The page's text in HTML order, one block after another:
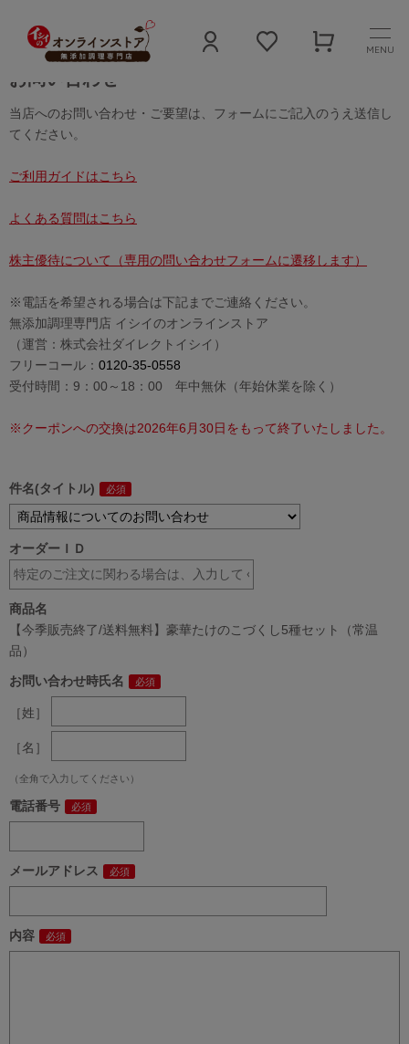
MENU
お問い合わせ
当店へのお問い合わせ・ご要望は、フォームにご記入のうえ送信し
てください。
ご利用ガイドはこちら
よくある質問はこちら
株主優待について（専用の問い合わせフォームに遷移します）
※電話を希望される場合は下記までご連絡ください。
無添加調理専門店 イシイのオンラインストア
（運営：株式会社ダイレクトイシイ）
フリーコール： 0120-35-0558
受付時間：9：00～18：00 年中無休（年始休業を除く）
※クーポンへの交換は2026年6月30日をもって終了いたしました。
件名(タイトル)
オーダーＩＤ
商品名
【今季販売終了/送料無料】豪華たけのこづくし5種セット（常温
品）
お問い合わせ時氏名
［姓］
［名］
（全角で入力してください）
電話番号
メールアドレス
内容